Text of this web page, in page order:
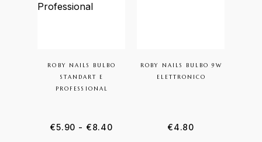
ROBY NAILS BULBO
STANDART E
PROFESSIONAL
€5.90 - €8.40
ROBY NAILS BULBO 9W
ELETTRONICO
€4.80